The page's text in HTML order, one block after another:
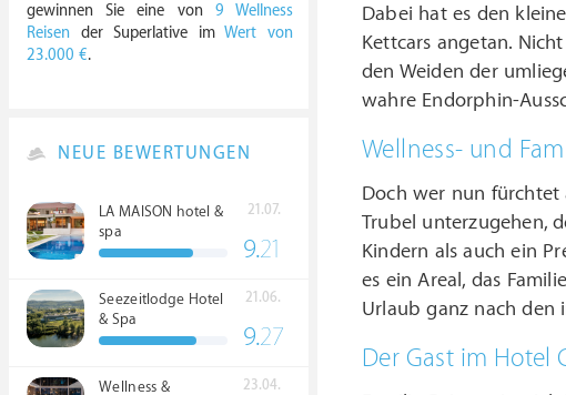
Dabei hat es den
Kettcars angetan.
den Weiden der
wahre Endorphin-
Wellness- und
Doch wer nun fürchtet
Trubel unterzugehen,
Kindern als auch ein
es ein Areal, das
Urlaub ganz nach den
Der Gast im Hotel
gewinnen Sie eine von 9 Wellness
Reisen der Superlative imWert von
23.000 €.
NEUE BEWERTUNGEN
LA MAISON hotel &
spa
21.07.
9.21
Seezeitlodge Hotel
& Spa
21.06.
9.27
Wellness &
23.04.